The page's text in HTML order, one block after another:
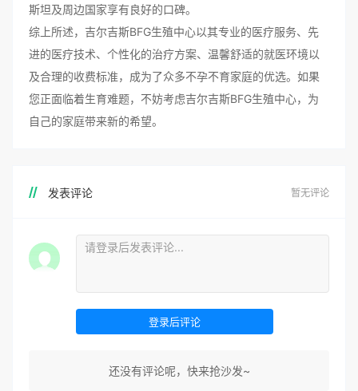
斯坦及周边国家享有良好的口碑。
综上所述，吉尔吉斯BFG生殖中心以其专业的医疗服务、先
进的医疗技术、个性化的治疗方案、温馨舒适的就医环境以
及合理的收费标准，成为了众多不孕不育家庭的优选。如果
您正面临着生育难题，不妨考虑吉尔吉斯BFG生殖中心，为
自己的家庭带来新的希望。
发表评论 暂无评论
登录后评论
还没有评论呢，快来抢沙发~